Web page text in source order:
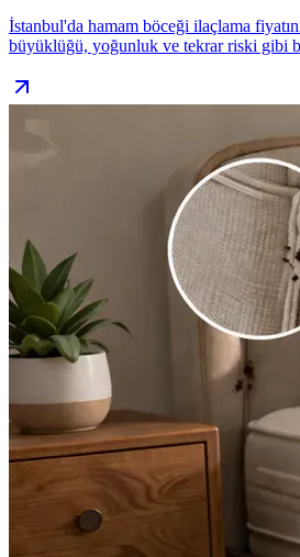
İstanbul'da hamam böceği ilaçlama
büyüklüğü, yoğunluk ve tekrar riski gibi